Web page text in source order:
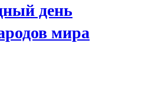
день
мира